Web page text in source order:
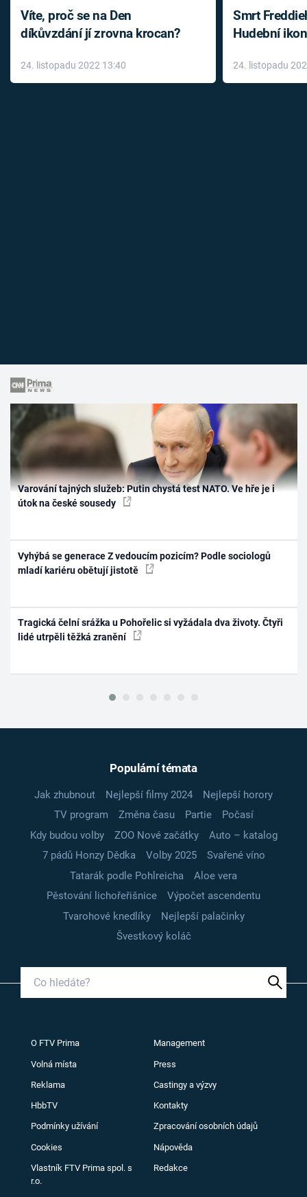
Víte, proč se na Den
díkůvzdání jí zrovna krocan?
24. listopadu 2022 13:40
Smrt
Hudební
léky
24. listopadu
Varování tajných služeb: Putin chystá test NATO. Ve hře je i
útok na české sousedy
Vyhýbá se generace Z vedoucím pozicím? Podle sociologů
mladí kariéru obětují jistotě
Tragická čelní srážka u Pohořelic si vyžádala dva životy. Čtyři
lidé utrpěli těžká zranění
Populární témata
Jak zhubnout Nejlepší filmy 2024
Nejlepší horory
TV program
Změna času Partie
Počasí
Kdy budou volby
ZOO Nové začátky
Auto – katalog
7 pádů Honzy Dědka
Volby 2025
Svařené víno
Tatarák podle Pohlreicha
Aloe vera
Pěstování lichořeřišnice
Výpočet ascendentu
Tvarohové knedlíky
Nejlepší palačinky
Švestkový koláč
O FTV Prima Management
Volná místa Press
Reklama Castingy a výzvy
HbbTV Kontakty
Podmínky užívání Zpracování osobních údajů
Cookies Nápověda
Vlastník FTV Prima spol. s
r.o.
Redakce